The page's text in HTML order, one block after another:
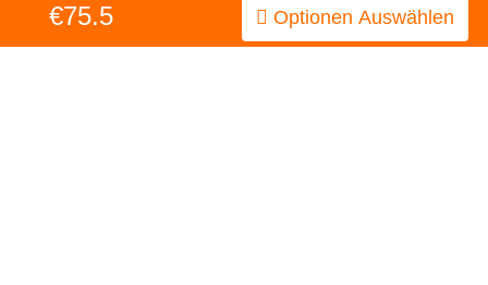
€75.5 Optionen Auswählen